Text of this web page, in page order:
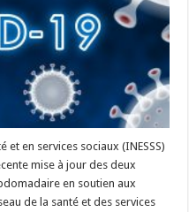
19
:
Risques
d’hospitalisation
projections
besoins
hospitaliers
et en services sociaux (INESSS)
mise à jour des deux
en soutien aux
de la santé et des services